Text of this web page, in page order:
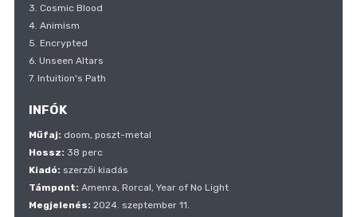
3. Cosmic Blood
4. Animism
5. Encrypted
6. Unseen Altars
7. Intuition's Path
INFÓK
Műfaj: doom, poszt-metal
Hossz: 38 perc
Kiadó: szerzői kiadás
Támpont: Amenra, Rorcal, Year of No Light
Megjelenés: 2024. szeptember 11.